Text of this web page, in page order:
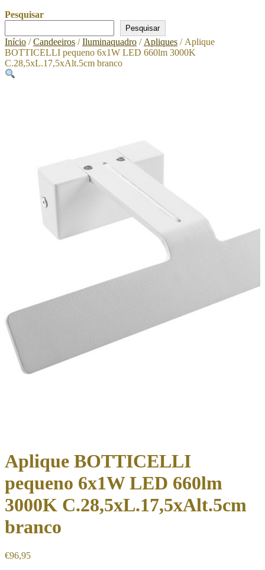
Pesquisar
Pesquisar
Início /Candeeiros /Iluminaquadro / Apliques / Aplique
BOTTICELLI pequeno 6x1W LED 660lm 3000K
C.28,5xL.17,5xAlt.5cm branco
Aplique BOTTICELLI
pequeno 6x1W LED 660lm
3000K C.28,5xL.17,5xAlt.5cm
branco
€96,95